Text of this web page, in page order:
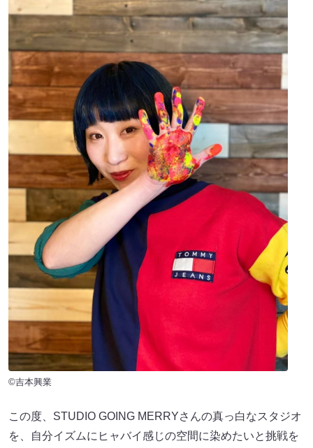
©吉本興業
この度、STUDIO GOING MERRYさんの真っ白なスタジオ
を、自分イズムにヒャバイ感じの空間に染めたいと挑戦を